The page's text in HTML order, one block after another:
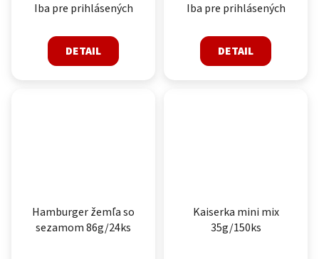
Iba pre prihlásených
DETAIL
Iba pre prihlásených
DETAIL
Hamburger žemľa so
sezamom 86g/24ks
Kaiserka mini mix
35g/150ks